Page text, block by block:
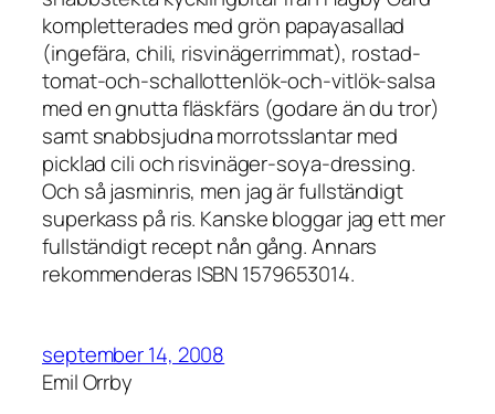
kompletterades med grön papayasallad
(ingefära, chili, risvinägerrimmat), rostad-
tomat-och-schallottenlök-och-vitlök-salsa
med en gnutta fläskfärs (godare än du tror)
samt snabbsjudna morrotsslantar med
picklad cili och risvinäger-soya-dressing.
Och så jasminris, men jag är fullständigt
superkass på ris. Kanske bloggar jag ett mer
fullständigt recept nån gång. Annars
rekommenderas ISBN 1579653014.
september 14, 2008
Emil Orrby